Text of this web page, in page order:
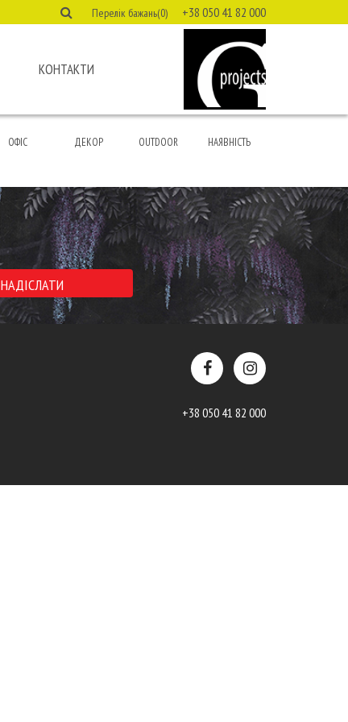
Перелік бажань(0) +38 050 41 82 000
КОНТАКТИ
ОФІС ДЕКОР OUTDOOR НАЯВНІСТЬ
+38 050 41 82 000